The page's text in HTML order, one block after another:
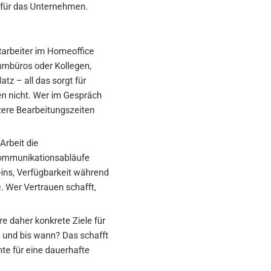
das Unternehmen.
im Homeoffice
oder Kollegen,
– all das sorgt für
nicht. Wer im Gespräch
Bearbeitungszeiten
die
Verfügbarkeit während
Wer Vertrauen schafft,
daher konkrete Ziele für
bis wann? Das schafft
für eine dauerhafte